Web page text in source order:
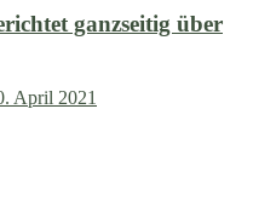
ganzseitig über
April 2021